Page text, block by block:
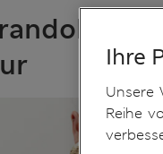
Ihre
Unsere
Reihe